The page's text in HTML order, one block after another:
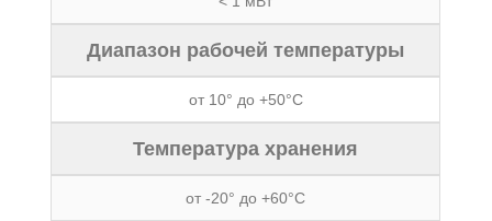
Диапазон рабочей температуры
от 10° до +50°С
Температура хранения
от -20° до +60°С